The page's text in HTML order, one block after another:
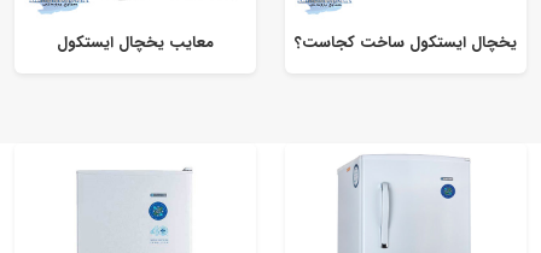
یخچال ایستکول ساخت کجاست؟ معایب یخچال ایستکول